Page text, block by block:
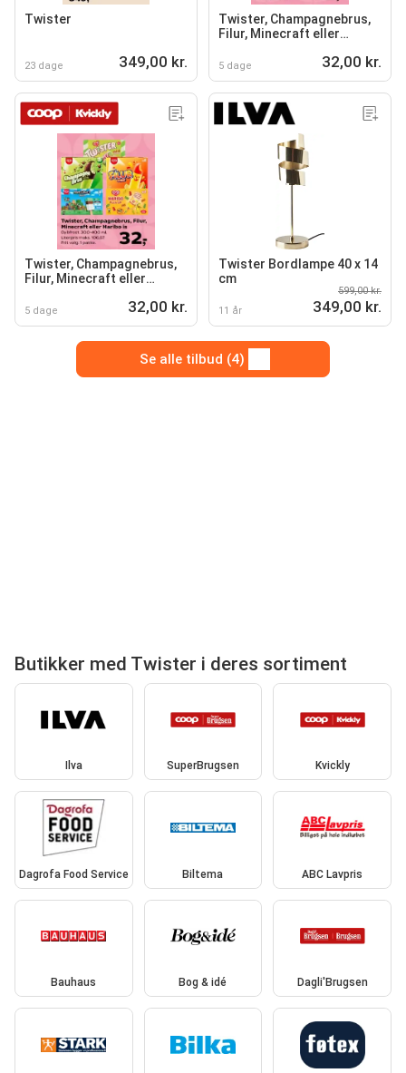
Twister
23 dage 349,00 kr.
Twister, Champagnebrus,
Filur, Minecraft eller
5 dage 32,00 kr.
Twister, Champagnebrus,
Filur, Minecraft eller
5 dage 32,00 kr.
Twister Bordlampe 40 x 14
cm
11 år
599,00 kr.
349,00 kr.
Se alle tilbud (4)
Butikker med Twister i deres sortiment
Ilva SuperBrugsen Kvickly
Dagrofa Food Service Biltema ABC Lavpris
Bauhaus Bog & idé Dagli'Brugsen